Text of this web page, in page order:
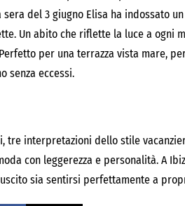
sera del 3 giugno Elisa ha indossato
Un abito che riflette la luce a ogni
per una terrazza vista mare,
senza eccessi.
tre interpretazioni dello stile
con leggerezza e personalità. A
sia sentirsi perfettamente a